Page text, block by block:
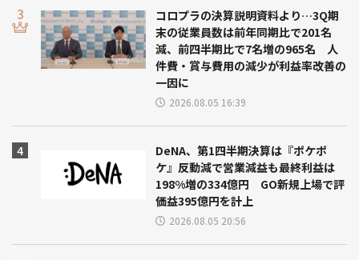
コロプラの決算説明資料より…3Q期
末の従業員数は前年同期比で201名
減、前四半期比で7名増の965名 人
件費・賞与費用の減少が利益率改善の
一因に
2026.08.05 16:39
DeNA、第1四半期決算は『ポケポ
ケ』反動減で営業減益も最終利益は
198%増の334億円 GO新規上場で評
価益395億円を計上
2026.08.05 20:56